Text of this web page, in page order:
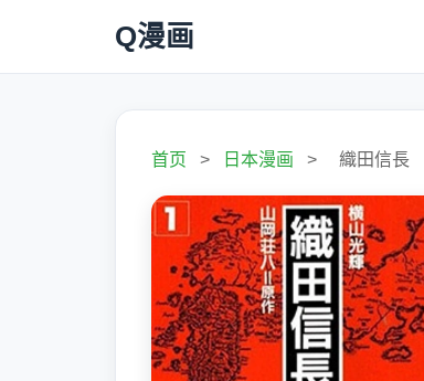
Q漫画
首页 > 日本漫画 > 織田信長